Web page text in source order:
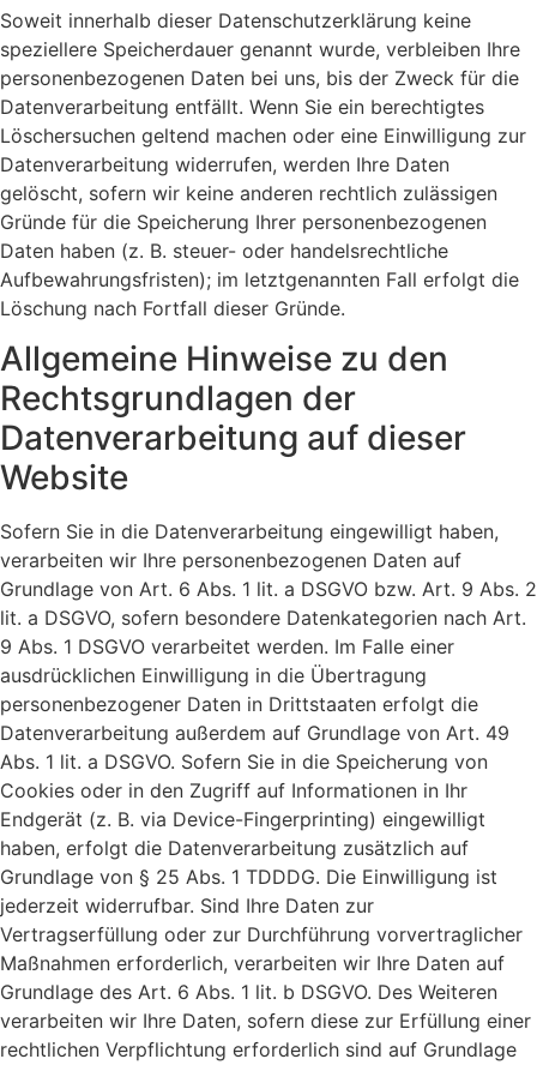
Soweit innerhalb dieser Datenschutzerklärung keine
speziellere Speicherdauer genannt wurde, verbleiben Ihre
personenbezogenen Daten bei uns, bis der Zweck für die
Datenverarbeitung entfällt. Wenn Sie ein berechtigtes
Löschersuchen geltend machen oder eine Einwilligung zur
Datenverarbeitung widerrufen, werden Ihre Daten
gelöscht, sofern wir keine anderen rechtlich zulässigen
Gründe für die Speicherung Ihrer personenbezogenen
Daten haben (z. B. steuer- oder handelsrechtliche
Aufbewahrungsfristen); im letztgenannten Fall erfolgt die
Löschung nach Fortfall dieser Gründe.
Allgemeine Hinweise zu den
Rechtsgrundlagen der
Datenverarbeitung auf dieser
Website
Sofern Sie in die Datenverarbeitung eingewilligt haben,
verarbeiten wir Ihre personenbezogenen Daten auf
Grundlage von Art. 6 Abs. 1 lit. a DSGVO bzw. Art. 9 Abs. 2
lit. a DSGVO, sofern besondere Datenkategorien nach Art.
9 Abs. 1 DSGVO verarbeitet werden. Im Falle einer
ausdrücklichen Einwilligung in die Übertragung
personenbezogener Daten in Drittstaaten erfolgt die
Datenverarbeitung außerdem auf Grundlage von Art. 49
Abs. 1 lit. a DSGVO. Sofern Sie in die Speicherung von
Cookies oder in den Zugriff auf Informationen in Ihr
Endgerät (z. B. via Device-Fingerprinting) eingewilligt
haben, erfolgt die Datenverarbeitung zusätzlich auf
Grundlage von § 25 Abs. 1 TDDDG. Die Einwilligung ist
jederzeit widerrufbar. Sind Ihre Daten zur
Vertragserfüllung oder zur Durchführung vorvertraglicher
Maßnahmen erforderlich, verarbeiten wir Ihre Daten auf
Grundlage des Art. 6 Abs. 1 lit. b DSGVO. Des Weiteren
verarbeiten wir Ihre Daten, sofern diese zur Erfüllung einer
rechtlichen Verpflichtung erforderlich sind auf Grundlage